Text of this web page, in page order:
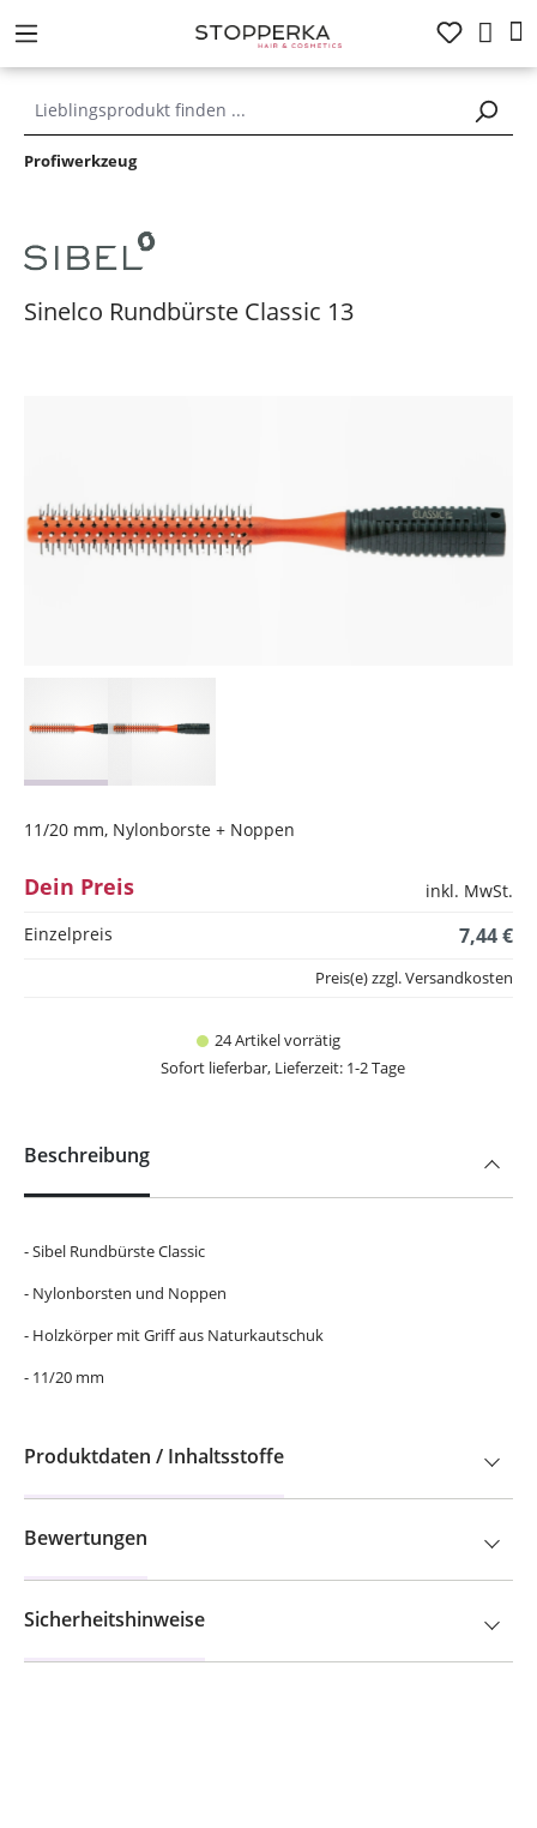
springen
Profiwerkzeug
Sinelco Rundbürste Classic 13
11/20 mm, Nylonborste + Noppen
Dein Preis
inkl. MwSt.
Einzelpreis
7,44 €
24 Artikel vorrätig
Sofort lieferbar, Lieferzeit: 1-2 Tage
Preis(e) zzgl. Versandkosten
Beschreibung
- Sibel Rundbürste Classic
- Nylonborsten und Noppen
- Holzkörper mit Griff aus Naturkautschuk
- 11/20 mm
Produktdaten / Inhaltsstoffe
Bewertungen
Sicherheitshinweise